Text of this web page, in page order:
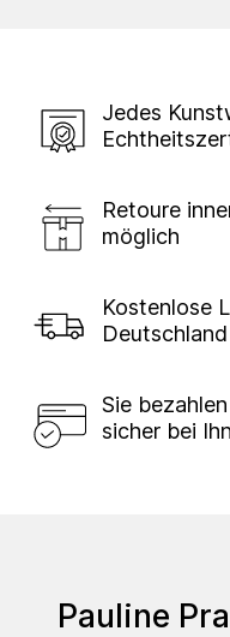
Jedes
Retoure
möglich
Kostenlose
Deutschland
Sie
sicher bei
Pauline